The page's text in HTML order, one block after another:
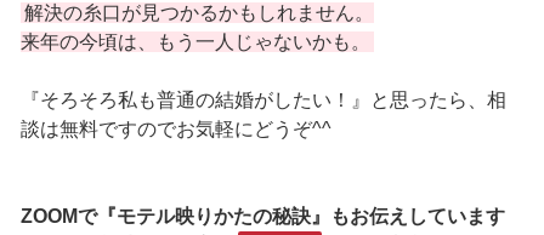
解決の糸口が見つかるかもしれません。
来年の今頃は、もう一人じゃないかも。
『そろそろ私も普通の結婚がしたい！』と思ったら、相
談は無料ですのでお気軽にどうぞ^^
ZOOMで『モテル映りかたの秘訣』もお伝えしています